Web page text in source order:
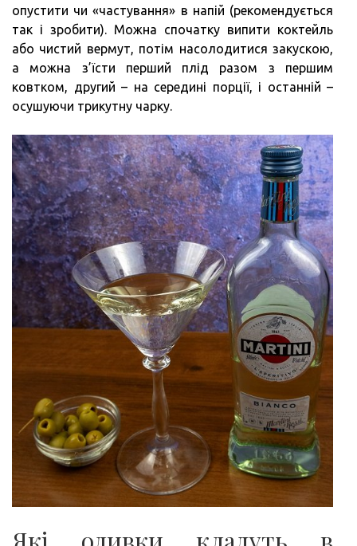
опустити чи «частування» в напій (рекомендується
так і зробити). Можна спочатку випити коктейль
або чистий вермут, потім насолодитися закускою,
а можна з’їсти перший плід разом з першим
ковтком, другий – на середині порції, і останній –
осушуючи трикутну чарку.